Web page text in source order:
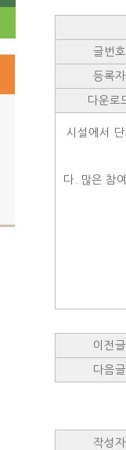
글번호
등록자
다운로
시설에서
별지 1 신
다. 많은 참
이전글
다음글
작성자